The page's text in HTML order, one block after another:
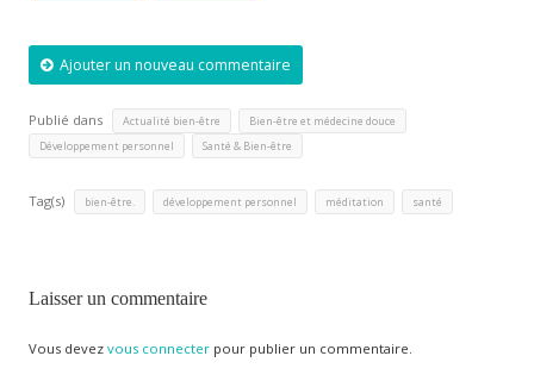
Ajouter un nouveau commentaire
Publié dans Actualité bien-être Bien-être et médecine douce
Développement personnel Santé & Bien-être
Tag(s) bien-être. développement personnel méditation santé
Laisser un commentaire
Vous devez vous connecterpour publier un commentaire.